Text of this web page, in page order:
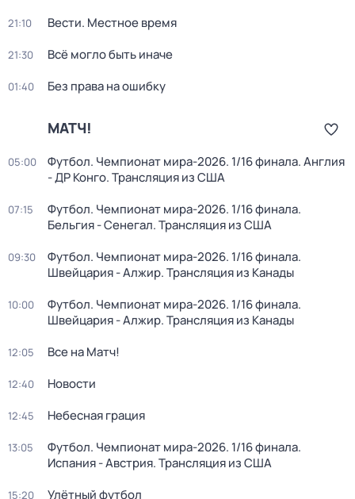
21:10 Вести. Местное время
21:30 Всё могло быть иначе
01:40 Без права на ошибку
МАТЧ!
05:00
Футбол. Чемпионат мира-2026. 1/16 финала. Англия
- ДР Конго. Трансляция из США
07:15
Футбол. Чемпионат мира-2026. 1/16 финала.
Бельгия - Сенегал. Трансляция из США
09:30
Футбол. Чемпионат мира-2026. 1/16 финала.
Швейцария - Алжир. Трансляция из Канады
10:00
Футбол. Чемпионат мира-2026. 1/16 финала.
Швейцария - Алжир. Трансляция из Канады
12:05 Все на Матч!
12:40 Новости
12:45 Небесная грация
13:05
Футбол. Чемпионат мира-2026. 1/16 финала.
Испания - Австрия. Трансляция из США
15:20 Улётный футбол